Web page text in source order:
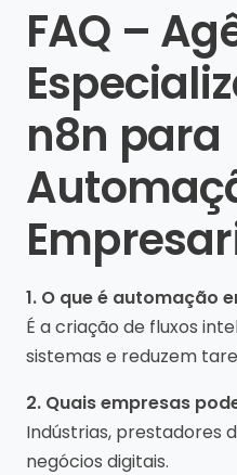
FAQ –
n8n para
1. O que é automação
É a criação de fluxos
sistemas e reduzem
2. Quais empresas
Indústrias, prestadores
negócios digitais.